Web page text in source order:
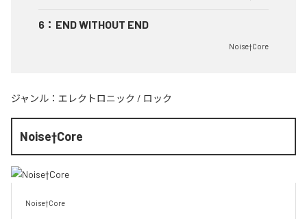
6 ： END WITHOUT END
Noise†Core
ジャンル： エレクトロニック / ロック
Noise†Core
Noise†Core